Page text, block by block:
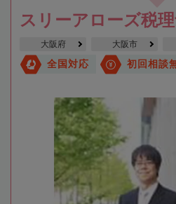
スリーアローズ税
大阪府 大阪市
全国対応 初回相談